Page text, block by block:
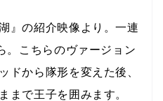
』の紹介映像より。一連
。こちらのヴァージョン
ドから隊形を変えた後、
まで王子を囲みます。